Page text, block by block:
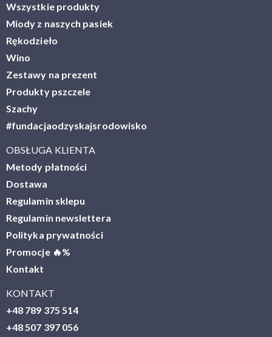
Wszystkie produkty
Miody z naszych pasiek
Rękodzieło
Wino
Zestawy na prezent
Produkty pszczele
Szachy
#fundacjaodzyskajsrodowisko
OBSŁUGA KLIENTA
Metody płatności
Dostawa
Regulamin sklepu
Regulamin newslettera
Polityka prywatności
Promocje 🔥%
Kontakt
KONTAKT
+48 789 375 514
+48 507 397 056